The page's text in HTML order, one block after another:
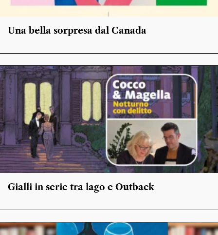
Una bella sorpresa dal Canada
Gialli in serie tra lago e Outback